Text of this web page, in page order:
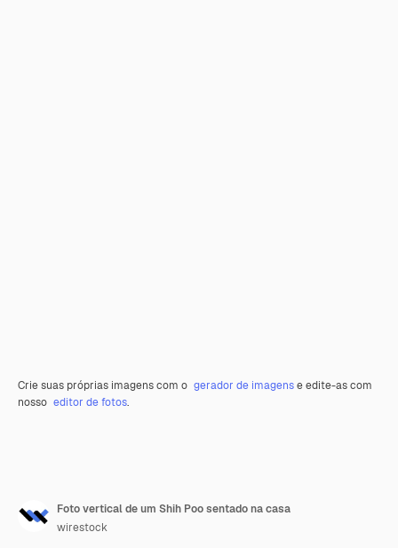
Crie suas próprias imagens com o gerador de imagense edite-as com
nosso editor de fotos.
Foto vertical de um Shih Poo sentado na casa
wirestock